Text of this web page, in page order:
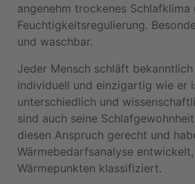
angenehm trockenes Schlafklima
Feuchtigkeitsregulierung.
und waschbar.
Jeder Mensch schläft bekanntlich
individuell und einzigartig wie er
unterschiedlich und
sind auch seine
diesen Anspruch gerecht und
Wärmebedarfsanalyse
Wärmepunkten klassifiziert.